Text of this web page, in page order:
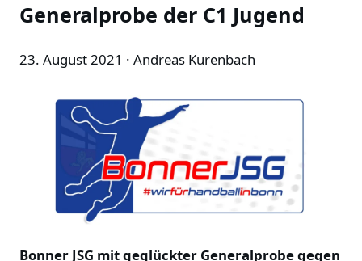
Generalprobe der C1 Jugend
23. August 2021 · Andreas Kurenbach
Bonner JSG mit geglückter Generalprobe gegen